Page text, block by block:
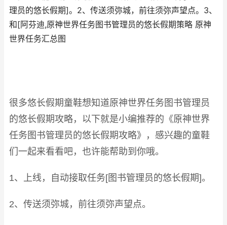
理员的悠长假期]。2、传送须弥城，前往须弥声望点。3、
和[阿芬迪,原神世界任务图书管理员的悠长假期策略 原神
世界任务汇总图
很多悠长假期童鞋想知道原神世界任务图书管理员
的悠长假期攻略，以下就是小编推荐的《原神世界
任务图书管理员的悠长假期攻略》，感兴趣的童鞋
们一起来看看吧，也许能帮助到你哦。
1、上线，自动接取任务[图书管理员的悠长假期]。
2、传送须弥城，前往须弥声望点。